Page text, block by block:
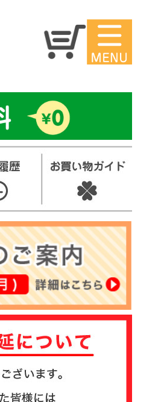
マイページ
お名前シー
ル
お買い得セ
スタンプ
その他
注文履歴
お支払いについて